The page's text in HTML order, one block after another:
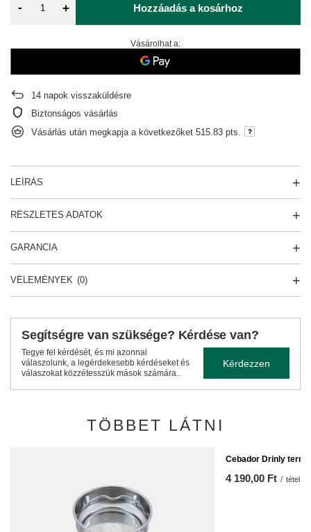
- + Hozzáadás a kosárhoz
Vásárolhat a:
14 napok visszaküldésre
Biztonságos vásárlás
Vásárlás után megkapja a következőket 515.83 pts.
LEÍRÁS
RÉSZLETES ADATOK
GARANCIA
VÉLEMÉNYEK (0)
Segítségre van szüksége? Kérdése van?
Tegye fel kérdését, és mi azonnal
válaszolunk, a legérdekesebb kérdéseket és
válaszokat közzétesszük mások számára..
Kérdezzen
TÖBBET LÁTNI
Cebador Drinly
4 190,00 Ft / tétel